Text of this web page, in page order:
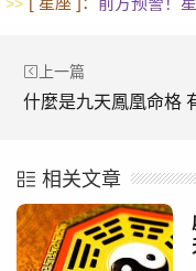
上一篇
相关文章